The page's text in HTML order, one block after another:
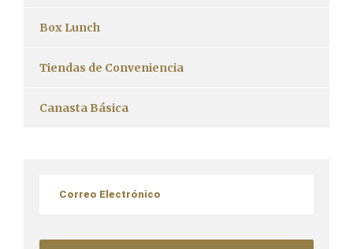
Box Lunch
Tiendas de Conveniencia
Canasta Básica